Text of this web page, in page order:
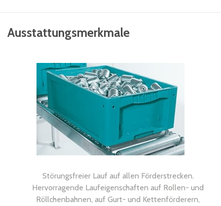
Ausstattungsmerkmale
Störungsfreier Lauf auf allen Förderstrecken.
Hervorragende Laufeigenschaften auf Rollen- und
Röllchenbahnen, auf Gurt- und Kettenförderern,